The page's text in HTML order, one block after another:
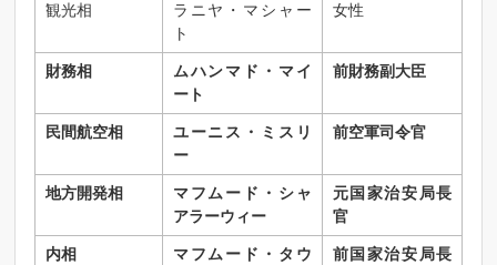
観光相
ラニヤ・マシャー
ト
女性
財務相
ムハンマド・マイ
ート
前財務副大臣
民間航空相
ユーニス・ミスリ
ー
前空軍司令官
地方開発相
マフムード・シャ
アラーウィー
元国家治安局長
官
内相
マフムード・タウ
前国家治安局長